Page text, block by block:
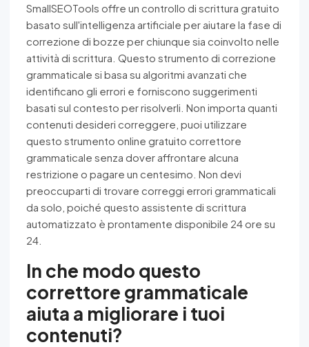
SmallSEOTools offre un controllo di scrittura gratuito
basato sull'intelligenza artificiale per aiutare la fase di
correzione di bozze per chiunque sia coinvolto nelle
attività di scrittura. Questo strumento di correzione
grammaticale si basa su algoritmi avanzati che
identificano gli errori e forniscono suggerimenti
basati sul contesto per risolverli. Non importa quanti
contenuti desideri correggere, puoi utilizzare
questo strumento online gratuito correttore
grammaticale senza dover affrontare alcuna
restrizione o pagare un centesimo. Non devi
preoccuparti di trovare correggi errori grammaticali
da solo, poiché questo assistente di scrittura
automatizzato è prontamente disponibile 24 ore su
24.
In che modo questo
correttore grammaticale
aiuta a migliorare i tuoi
contenuti?